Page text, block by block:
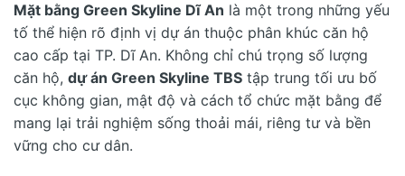
Mặt bằng Green Skyline Dĩ An là một trong những yếu
tố thể hiện rõ định vị dự án thuộc phân khúc căn hộ
cao cấp tại TP. Dĩ An. Không chỉ chú trọng số lượng
căn hộ, dự án Green Skyline TBS tập trung tối ưu bố
cục không gian, mật độ và cách tổ chức mặt bằng để
mang lại trải nghiệm sống thoải mái, riêng tư và bền
vững cho cư dân.